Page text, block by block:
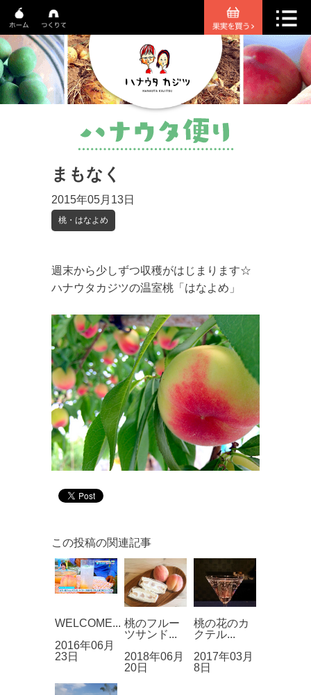
まもなく
2015年05月13日
桃・はなよめ
週末から少しずつ収穫がはじまります☆
ハナウタカジツの温室桃「はなよめ」
この投稿の関連記事
WELCOME...
2016年06月
23日
桃のフルー
ツサンド...
2018年06月
20日
桃の花のカ
クテル...
2017年03月
8日